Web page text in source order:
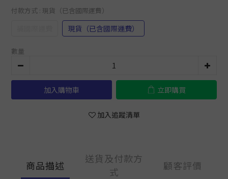
付款方式 : 現貨（已含國際運費）
現貨（已含國際運費）
數量
加入購物車 立即購買
加入追蹤清單
商品描述
送貨及付款方
式
顧客評價